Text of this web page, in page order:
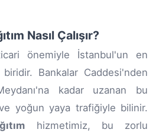
Nasıl Çalışır?
önemiyle İstanbul'un en
Bankalar Caddesi'nden
kadar uzanan bu
yoğun yaya trafiğiyle bilinir.
hizmetimiz, bu zorlu